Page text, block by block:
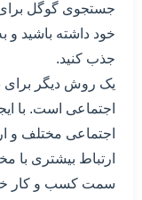
جستجوی گوگل
خود داشته باشید و
جذب کنید.
یک روش دیگر برای
اجتماعی است. با
اجتماعی مختلف و
ارتباط بیشتری با
سمت کسب و کار خود